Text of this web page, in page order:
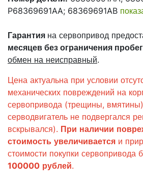
P68369691AA; 68369691AB
Гарантия на сервопривод
месяцев без ограничения
обмен на неисправный.
Цена актуальна при условии
механических повреждений на
сервопривода (трещины,
серводвигатель не подвергался
вскрывался). При наличии
стоимость увеличивается и
стоимости покупки сервопривода
100000 рублей.